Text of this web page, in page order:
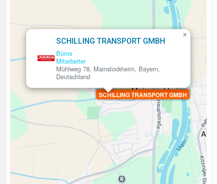
SCHILLING TRANSPORT GMBH
SCHILLING TRANSPORT GMBH
Büros
Mitarbeiter
Mühlweg 78, Mainstockheim, Bayern,
Deutschland
×